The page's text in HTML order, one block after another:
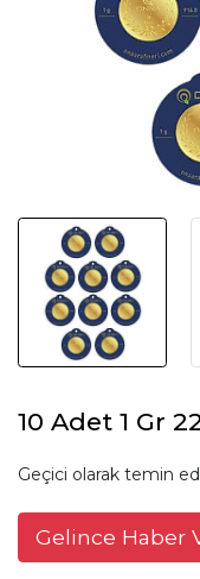
10 Adet 1 Gr
Geçici olarak temin
Gelince Haber